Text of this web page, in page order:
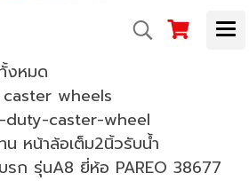
งหมด
wheels
duty-caster-wheel
น หน้าล้อเต็ม2นิ้วรับน้ำ
ก รุ่นA8 ยี่ห้อ PAREO 38677